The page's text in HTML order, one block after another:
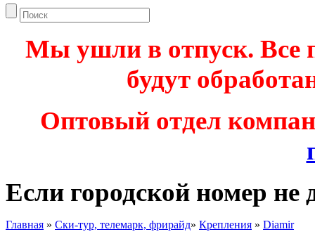
Мы ушли в отпуск. Все
будут
Оптовый отдел
Если городской номер не
Главная » Ски-тур, телемарк, фрирайд» Крепления » Diamir